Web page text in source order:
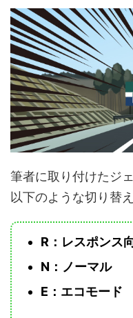
筆者に取り付けたジ
以下のような切り替
R：レスポンス
N：ノーマル
E：エコモード